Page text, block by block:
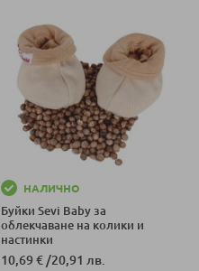
НАЛИЧНО
Буйки Sevi Baby за
облекчаване на колики и
настинки
10,69 €/20,91 лв.